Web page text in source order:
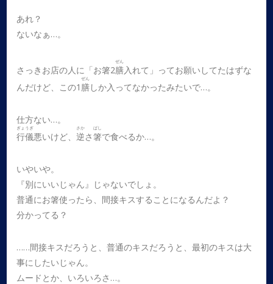
あれ？
ないなぁ…。
さっきお店の人に「お箸2膳
ぜん
入れて」ってお願いしてたはずな
んだけど、この1 膳
ぜん
しか入ってなかったみたいで…。
仕方ない…。
行儀
ぎょうぎ
悪いけど、逆
さか
さ箸
ばし
で食べるか…。
いやいや。
『別にいいじゃん』じゃないでしょ。
普通にお箸使ったら、間接キスすることになるんだよ？
分かってる？
……間接キスだろうと、普通のキスだろうと、最初のキスは大
事にしたいじゃん。
ムードとか、いろいろさ…。